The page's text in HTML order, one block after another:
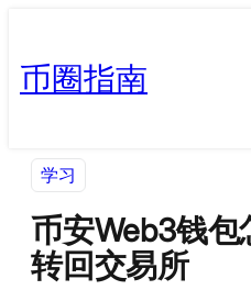
币圈指南
学习
币安Web3钱
转回交易所